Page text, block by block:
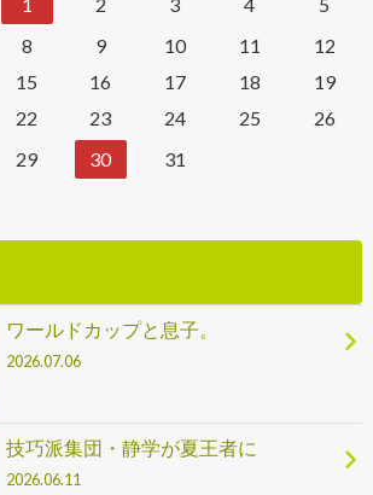
8 9 10 11
12
15 16 17 18
19
22 23 24 25
26
29 30
31
ワールドカップと息子。
2026.07.06
技巧派集団・静学が夏王者に
2026.06.11